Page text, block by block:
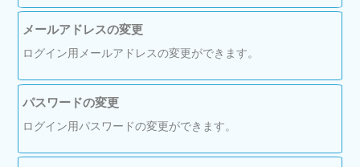
メールアドレスの変更
ログイン用メールアドレスの変更ができます。
パスワードの変更
ログイン用パスワードの変更ができます。